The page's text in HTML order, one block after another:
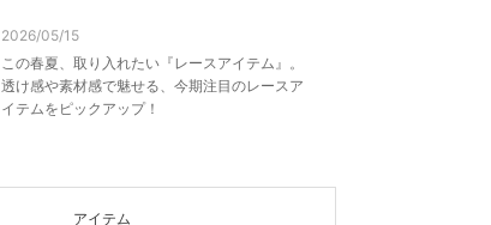
2026/05/15
この春夏、取り入れたい『レースアイテム』。
透け感や素材感で魅せる、今期注目のレースア
イテムをピックアップ！
アイテム